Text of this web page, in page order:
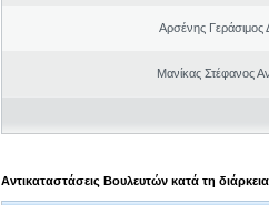
Αρσένης Γεράσιμος
Μανίκας Στέφανος
Αντικαταστάσεις Βουλευτών κατά τη